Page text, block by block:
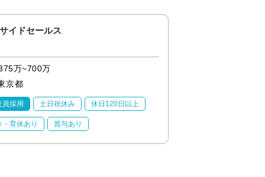
イドセールス
万~700万
京都
員採用 土日祝休み 休日120日以上
・育休あり 賞与あり